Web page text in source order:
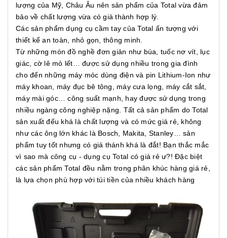
lượng của Mỹ, Châu Âu nên sản phẩm của Total vừa đảm
bảo về chất lượng vừa có giá thành hợp lý.
Các sản phẩm dụng cụ cầm tay của Total ấn tượng với
thiết kế an toàn, nhỏ gọn, thông minh.
Từ những món đồ nghề đơn giản như búa, tuốc nơ vít, lục
giác, cờ lê mỏ lết… được sử dụng nhiều trong gia đình
cho đến những máy móc dùng điện và pin Lithium-Ion như
máy khoan, máy đục bê tông, máy cưa lọng, máy cắt sắt,
máy mài góc… công suất mạnh, hay được sử dụng trong
nhiều ngàng công nghiệp nặng. Tất cả sản phẩm do Total
sản xuất đếu khá là chất lượng và có mức giá rẻ, không
như các ông lớn khác là Bosch, Makita, Stanley… sản
phẩm tuy tốt nhưng có giá thánh khá là đắt! Bạn thắc mắc
vì sao mà công cụ - dụng cụ Total có giá rẻ ư?! Đặc biệt
các sản phẩm Total đều nằm trong phân khúc hàng giá rẻ,
là lựa chọn phù hợp với túi tiền của nhiều khách hàng